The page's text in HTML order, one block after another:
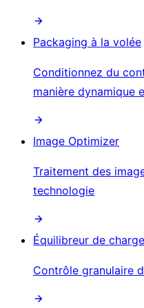
Packaging à la volée
Conditionnez du
manière dynamique
Image Optimizer
Traitement des
technologie
Équilibreur de
Contrôle granulaire